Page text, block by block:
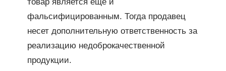
товар является еще и
фальсифицированным. Тогда продавец
несет дополнительную ответственность за
реализацию недоброкачественной
продукции.